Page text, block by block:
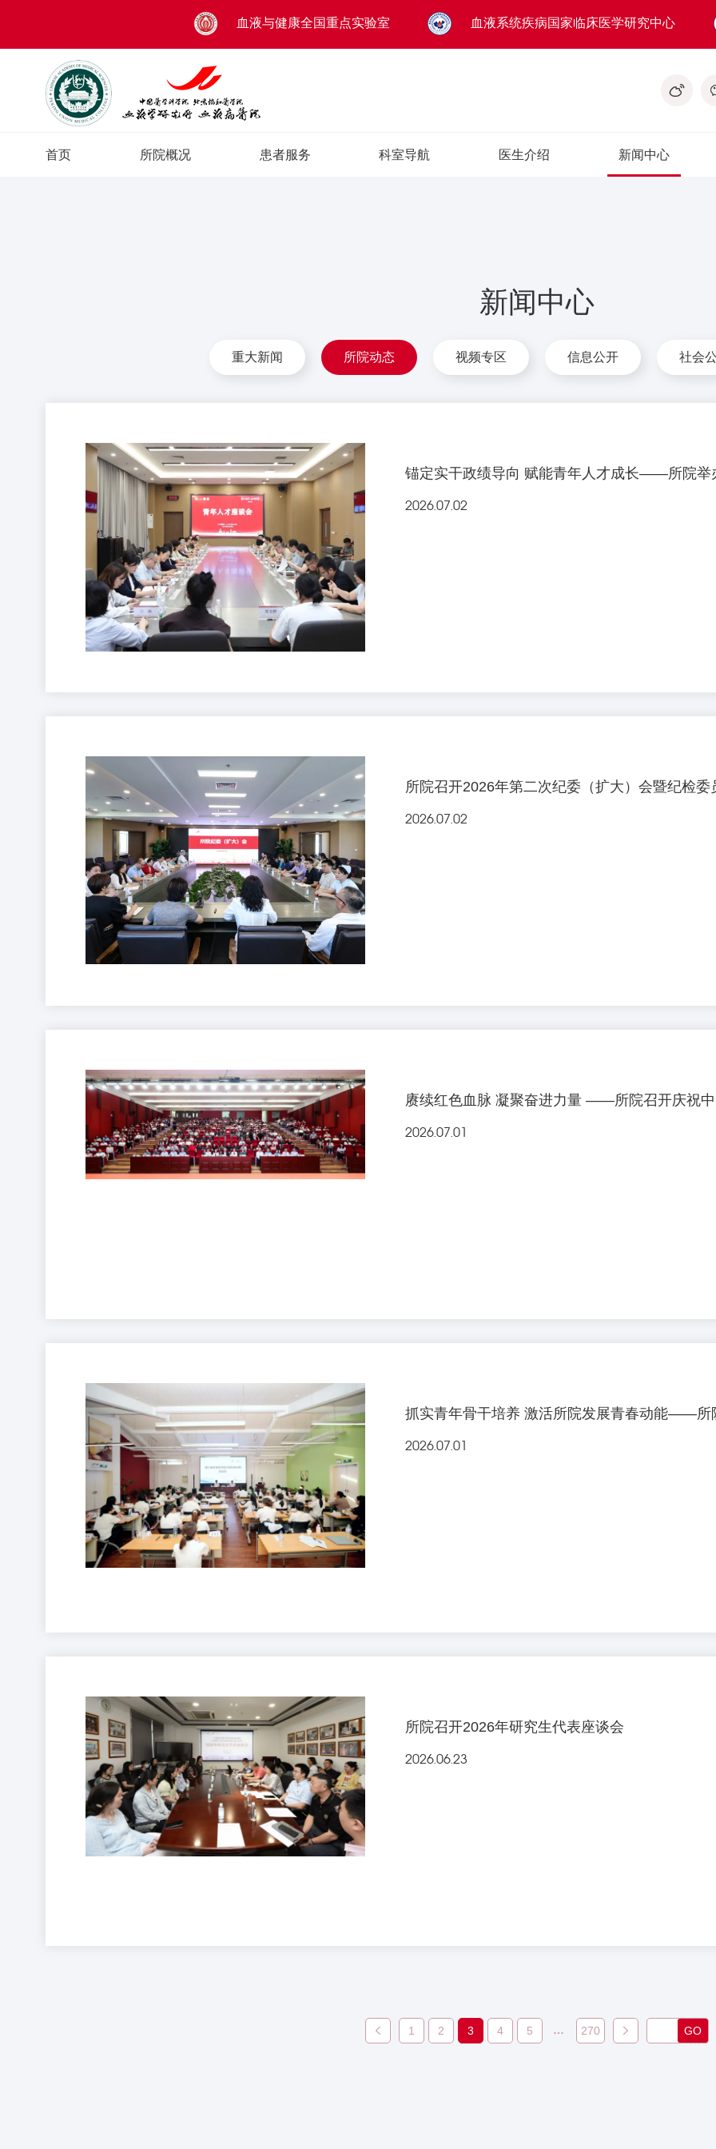
血液与健康全国重点实验室 血液系统疾病国家临床医学研究中心
首页 所院概况 患者服务 科室导航 医生介绍 新闻中心
新闻中心
重大新闻 所院动态 视频专区 信息公开 社会
锚定实干政绩导向 赋能青年人才成长——所院举
2026.07.02
所院召开2026年第二次纪委（扩大）会暨纪检委
2026.07.02
赓续红色血脉 凝聚奋进力量 ——所院召开庆祝
2026.07.01
抓实青年骨干培养 激活所院发展青春动能——所
2026.07.01
所院召开2026年研究生代表座谈会
2026.06.23
1 2 3 4 5 … 270 GO